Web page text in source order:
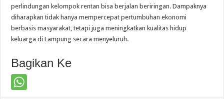
perlindungan kelompok rentan bisa berjalan beriringan. Dampaknya
diharapkan tidak hanya mempercepat pertumbuhan ekonomi
berbasis masyarakat, tetapi juga meningkatkan kualitas hidup
keluarga di Lampung secara menyeluruh.
Bagikan Ke